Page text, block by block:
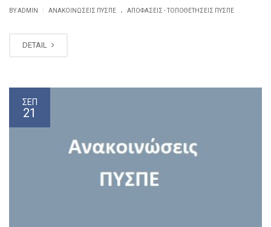
BY ADMIN ΑΝΑΚΟΙΝΏΣΕΙΣ ΠΥΣΠΕ . ΑΠΟΦΆΣΕΙΣ - ΤΟΠΟΘΕΤΉΣΕΙΣ ΠΥΣΠΕ
DETAIL
ΣΕΠ
21